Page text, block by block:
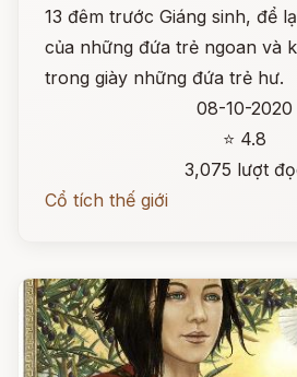
13 đêm trước Giáng sinh, để
của những đứa trẻ ngoan và
trong giày những đứa trẻ hư.
08-10-2020
⭐ 4.8
3,075 lượt
Cổ tích thế giới